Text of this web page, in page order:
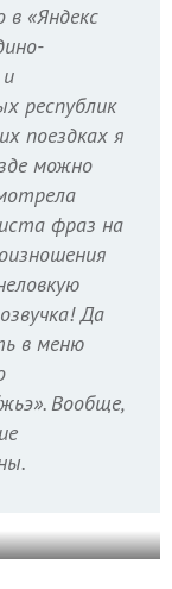
«Яндекс
республик
поездках я
можно
фраз на
Да
в меню
Вообще,